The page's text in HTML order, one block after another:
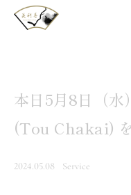
本日5月8日（水
(Tou Chakai)
2024.05.08 Service